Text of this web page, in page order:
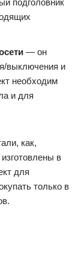
— он
выключения и
необходим
и для
как,
в
для
только в